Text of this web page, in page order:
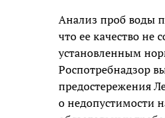
Анализ проб воды
что ее качество не
установленным
Роспотребнадзор
предостережения
о недопустимости